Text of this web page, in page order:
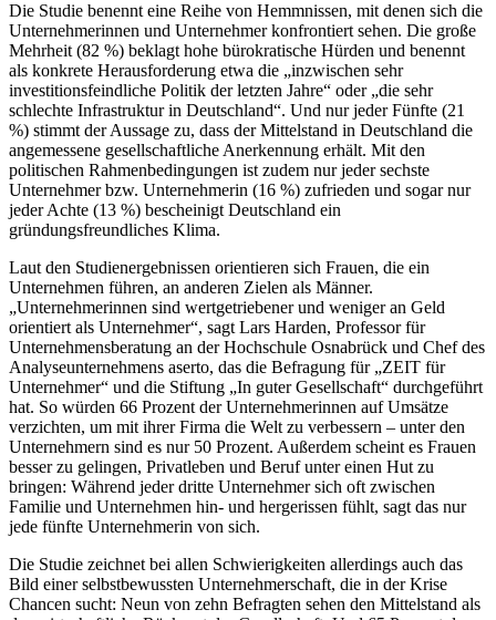
Die Studie benennt eine Reihe von Hemmnissen, mit denen sich die
Unternehmerinnen und Unternehmer konfrontiert sehen. Die große
Mehrheit (82 %) beklagt hohe bürokratische Hürden und benennt
als konkrete Herausforderung etwa die „inzwischen sehr
investitionsfeindliche Politik der letzten Jahre“ oder „die sehr
schlechte Infrastruktur in Deutschland“. Und nur jeder Fünfte (21
%) stimmt der Aussage zu, dass der Mittelstand in Deutschland die
angemessene gesellschaftliche Anerkennung erhält. Mit den
politischen Rahmenbedingungen ist zudem nur jeder sechste
Unternehmer bzw. Unternehmerin (16 %) zufrieden und sogar nur
jeder Achte (13 %) bescheinigt Deutschland ein
gründungsfreundliches Klima.
Laut den Studienergebnissen orientieren sich Frauen, die ein
Unternehmen führen, an anderen Zielen als Männer.
„Unternehmerinnen sind wertgetriebener und weniger an Geld
orientiert als Unternehmer“, sagt Lars Harden, Professor für
Unternehmensberatung an der Hochschule Osnabrück und Chef des
Analyseunternehmens aserto, das die Befragung für „ZEIT für
Unternehmer“ und die Stiftung „In guter Gesellschaft“ durchgeführt
hat. So würden 66 Prozent der Unternehmerinnen auf Umsätze
verzichten, um mit ihrer Firma die Welt zu verbessern – unter den
Unternehmern sind es nur 50 Prozent. Außerdem scheint es Frauen
besser zu gelingen, Privatleben und Beruf unter einen Hut zu
bringen: Während jeder dritte Unternehmer sich oft zwischen
Familie und Unternehmen hin- und hergerissen fühlt, sagt das nur
jede fünfte Unternehmerin von sich.
Die Studie zeichnet bei allen Schwierigkeiten allerdings auch das
Bild einer selbstbewussten Unternehmerschaft, die in der Krise
Chancen sucht: Neun von zehn Befragten sehen den Mittelstand als